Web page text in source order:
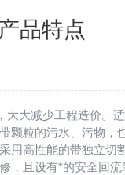
品特点
大减少工程造价。
粒的污水、污物，
高性能的带独立切
且设有*的安全回流